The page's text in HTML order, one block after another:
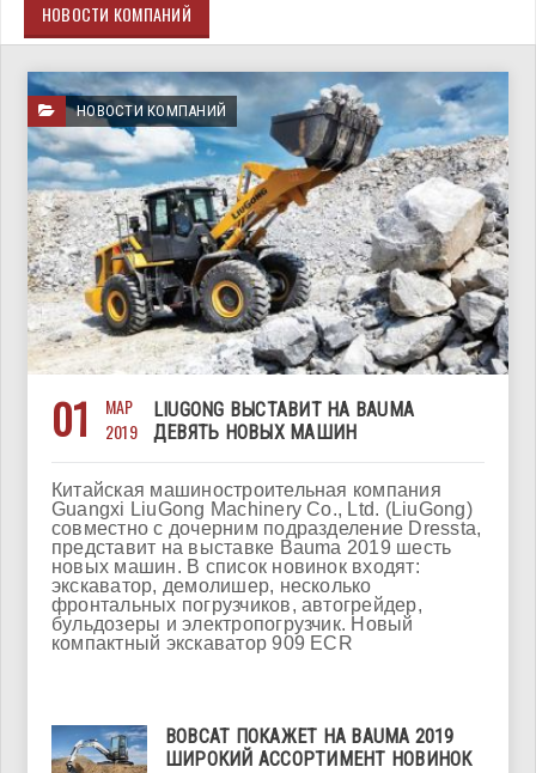
НОВОСТИ КОМПАНИЙ
НОВОСТИ КОМПАНИЙ
01
МАР
2019
LIUGONG ВЫСТАВИТ НА BAUMA
ДЕВЯТЬ НОВЫХ МАШИН
Китайская машиностроительная компания
Guangxi LiuGong Machinery Co., Ltd. (LiuGong)
совместно с дочерним подразделение Dressta,
представит на выставке Bauma 2019 шесть
новых машин. В список новинок входят:
экскаватор, демолишер, несколько
фронтальных погрузчиков, автогрейдер,
бульдозеры и электропогрузчик. Новый
компактный экскаватор 909 ECR
BOBCAT ПОКАЖЕТ НА BAUMA 2019
ШИРОКИЙ АССОРТИМЕНТ НОВИНОК